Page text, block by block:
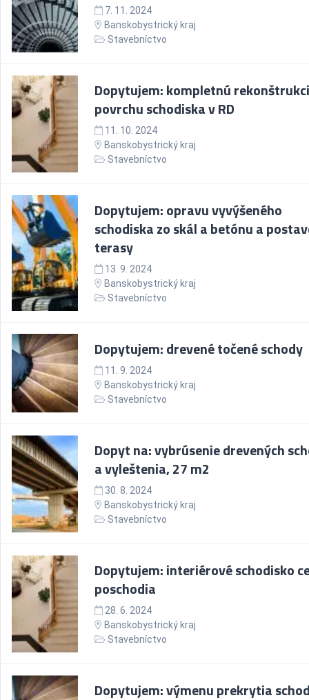
7. 11. 2024
Banskobystrický kraj
Stavebníctvo
Dopytujem: kompletnú
povrchu schodiska v RD
11. 10. 2024
Banskobystrický kraj
Stavebníctvo
Dopytujem: opravu vyvýšeného
schodiska zo skál a betónu a
terasy
13. 9. 2024
Banskobystrický kraj
Stavebníctvo
Dopytujem: drevené točené schody
11. 9. 2024
Banskobystrický kraj
Stavebníctvo
Dopyt na: vybrúsenie drevených
a vyleštenia, 27 m2
30. 8. 2024
Banskobystrický kraj
Stavebníctvo
Dopytujem: interiérové schodisko
poschodia
28. 6. 2024
Banskobystrický kraj
Stavebníctvo
Dopytujem: výmenu prekrytia